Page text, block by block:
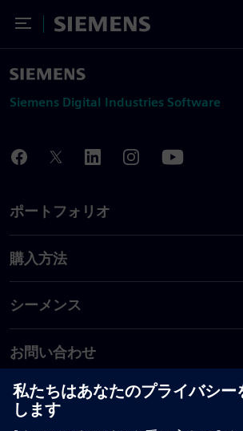
Toggle Menu
Siemens
Siemens Digital Industries Software
ポートフォリオ
購入方法
シーメンス
お問い合わせ
PLM製品のお問い合わせ
EDA製品のお問い合わせ